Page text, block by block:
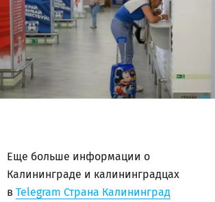
Еще больше информации о
Калининграде и калининградцах
в Telegram Страна Калининград